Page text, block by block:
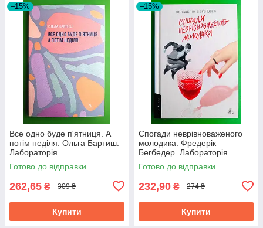
–15%
Все одно буде п'ятниця. А
потім неділя. Ольга Бартиш.
Лабораторія
Готово до відправки
262,65 ₴ 309 ₴
Купити
–15%
Спогади неврівноваженого
молодика. Фредерік
Бегбедер. Лабораторія
Готово до відправки
232,90 ₴ 274 ₴
Купити